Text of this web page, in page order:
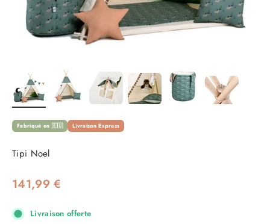
Fabriqué en 🇪🇺 Livraison Express
Tipi Noel
Prix de vente
141,99 €
Livraison offerte